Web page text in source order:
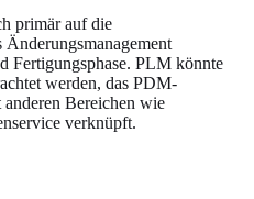
primär auf die
Fertigungsphase. PLM könnte
werden, das PDM-
Bereichen wie
verknüpft.